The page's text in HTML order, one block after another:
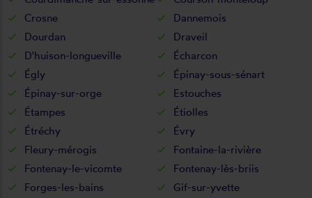
Crosne
Dannemois
Dourdan
Draveil
D'huison-longueville
Écharcon
Égly
Épinay-sous-sénart
Épinay-sur-orge
Estouches
Étampes
Étiolles
Étréchy
Évry
Fleury-mérogis
Fontaine-la-rivière
Fontenay-le-vicomte
Fontenay-lès-briis
Forges-les-bains
Gif-sur-yvette